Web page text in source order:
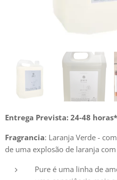
Entrega Prevista: 24-48
Fragrancia: Laranja Verde -
de uma explosão de laranja
Pure é uma linha de